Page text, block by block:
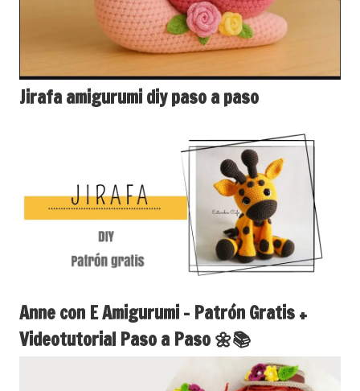
Jirafa amigurumi diy paso a paso
Anne con E Amigurumi – Patrón Gratis +
Videotutorial Paso a Paso 🌼📚